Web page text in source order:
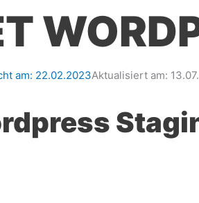
am: 22.02.2023Aktualisiert am: